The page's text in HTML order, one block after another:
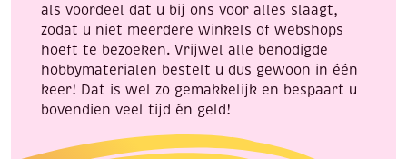
als voordeel dat u bij ons voor alles slaagt,
zodat u niet meerdere winkels of webshops
hoeft te bezoeken. Vrijwel alle benodigde
hobbymaterialen bestelt u dus gewoon in één
keer! Dat is wel zo gemakkelijk en bespaart u
bovendien veel tijd én geld!